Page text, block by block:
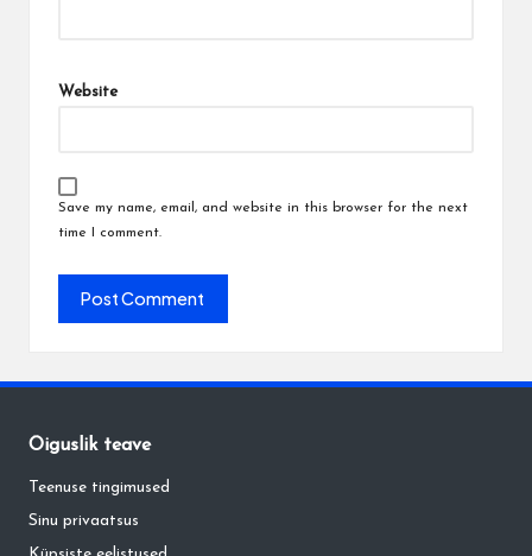
Website
Save my name, email, and website in this browser for the next
time I comment.
Õiguslik teave
Teenuse tingimused
Sinu privaatsus